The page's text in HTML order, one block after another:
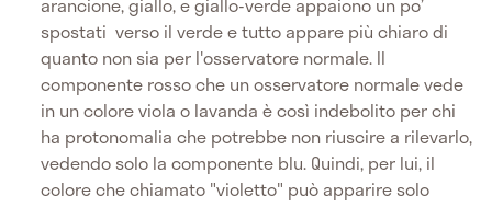
spostati verso il verde e tutto appare più chiaro di
quanto non sia per l'osservatore normale. Il
componente rosso che un osservatore normale vede
in un colore viola o lavanda è così indebolito per chi
ha protonomalia che potrebbe non riuscire a rilevarlo,
vedendo solo la componente blu. Quindi, per lui, il
colore che chiamato "violetto" può apparire solo